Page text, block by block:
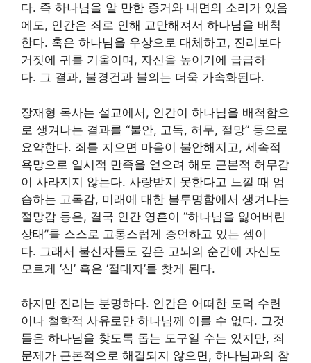
다. 즉 하나님을 알 만한 증거와 내면의 소리가 있음
에도, 인간은 죄로 인해 교만해져서 하나님을 배척
한다. 혹은 하나님을 우상으로 대체하고, 진리보다
거짓에 귀를 기울이며, 자신을 높이기에 급급하
다. 그 결과, 불경건과 불의는 더욱 가속화된다.
장재형 목사는 설교에서, 인간이 하나님을 배척함으
로 생겨나는 결과를 “불안, 고독, 허무, 절망” 등으로
요약한다. 죄를 지으면 마음이 불안해지고, 세속적
욕망으로 일시적 만족을 얻으려 해도 근본적 허무감
이 사라지지 않는다. 사랑받지 못한다고 느낄 때 엄
습하는 고독감, 미래에 대한 불투명함에서 생겨나는
절망감 등은, 결국 인간 영혼이 “하나님을 잃어버린
상태”를 스스로 고통스럽게 증언하고 있는 셈이
다. 그래서 불신자들도 깊은 고뇌의 순간에 자신도
모르게 ‘신’ 혹은 ‘절대자’를 찾게 된다.
하지만 진리는 분명하다. 인간은 어떠한 도덕 수련
이나 철학적 사유로만 하나님께 이를 수 없다. 그것
들은 하나님을 찾도록 돕는 도구일 수는 있지만, 죄
문제가 근본적으로 해결되지 않으면, 하나님과의 참